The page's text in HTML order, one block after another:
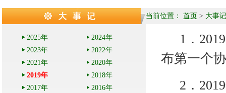
当前位置： 首页 > 大事记
2025年
2024年
2023年
2022年
2021年
2020年
2019年
2018年
2017年
2016年
1 ．
布第一个
2 ．